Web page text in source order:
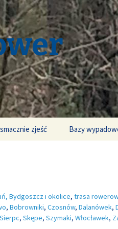
zjeść Bazy
Bydgoszcz i okolice, trasa
, Bobrowniki, Czosnów, Dalanówek,
Sierpc, Skępe, Szymaki, Włocławek,